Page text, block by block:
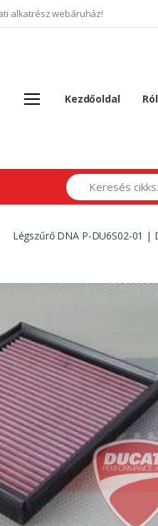
alkatrész webáruház!
Kezdőoldal
Search
Légszűrő DNA P-DU6S02-01